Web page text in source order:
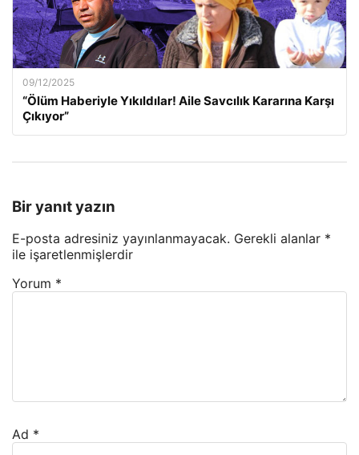
09/12/2025
“Ölüm Haberiyle Yıkıldılar! Aile Savcılık Kararına Karşı
Çıkıyor”
Bir yanıt yazın
E-posta adresiniz yayınlanmayacak. Gerekli alanlar *
ile işaretlenmişlerdir
Yorum *
Ad *